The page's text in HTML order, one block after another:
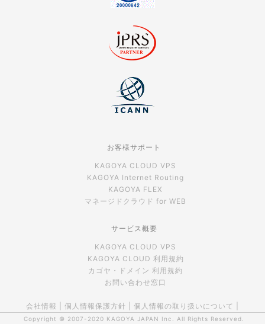
お客様サポート
KAGOYA CLOUD VPS
KAGOYA Internet Routing
KAGOYA FLEX
マネージドクラウド for WEB
サービス概要
KAGOYA CLOUD VPS
KAGOYA CLOUD 利用規約
カゴヤ・ドメイン 利用規約
お問い合わせ窓口
会社情報 個人情報保護方針 個人情報の取り扱いについて
Copyright © 2007-2020 KAGOYA JAPAN Inc. All Rights Reserved.